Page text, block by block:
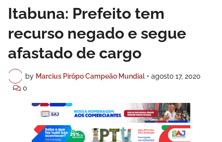
Itabuna: Prefeito tem
recurso negado e segue
afastado de cargo
by Marcius Pirôpo Campeão Mundial • agosto 17, 2020
0